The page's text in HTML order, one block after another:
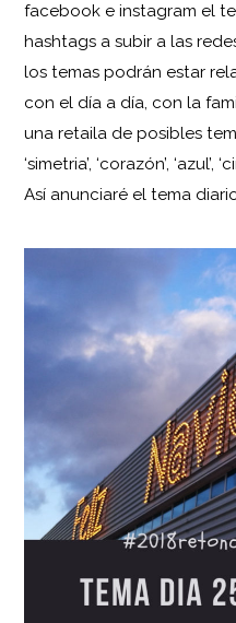
facebook e instagram el
hashtags a subir a las
los temas podrán estar
con el día a día, con la
una retaila de posibles
‘simetria’, ‘corazón’, ‘azul’,
Así anunciaré el tema